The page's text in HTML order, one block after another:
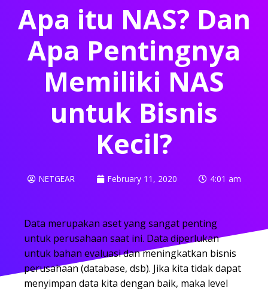
Apa itu NAS? Dan
Apa Pentingnya
Memiliki NAS
untuk Bisnis
Kecil?
NETGEAR February 11, 2020 4:01 am
Data merupakan aset yang sangat penting
untuk perusahaan saat ini. Data diperlukan
untuk bahan evaluasi dan meningkatkan bisnis
perusahaan (database, dsb). Jika kita tidak dapat
menyimpan data kita dengan baik, maka level